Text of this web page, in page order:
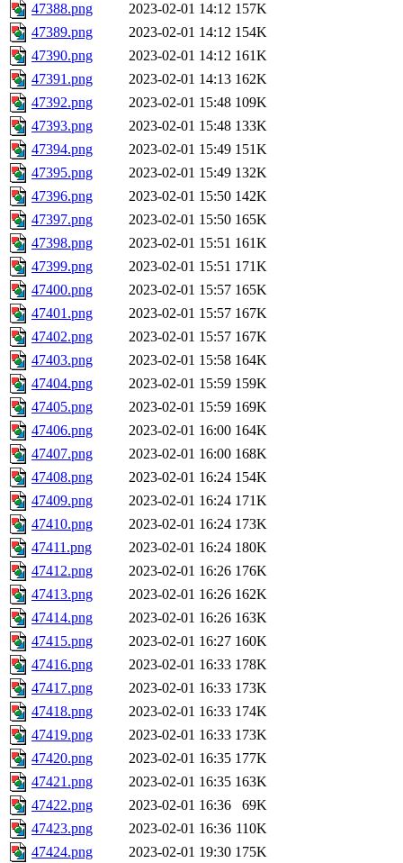
47388.png
2023-02-01 14:12 157K
47389.png
2023-02-01 14:12 154K
47390.png
2023-02-01 14:12 161K
47391.png
2023-02-01 14:13 162K
47392.png
2023-02-01 15:48 109K
47393.png
2023-02-01 15:48 133K
47394.png
2023-02-01 15:49 151K
47395.png
2023-02-01 15:49 132K
47396.png
2023-02-01 15:50 142K
47397.png
2023-02-01 15:50 165K
47398.png
2023-02-01 15:51 161K
47399.png
2023-02-01 15:51 171K
47400.png
2023-02-01 15:57 165K
47401.png
2023-02-01 15:57 167K
47402.png
2023-02-01 15:57 167K
47403.png
2023-02-01 15:58 164K
47404.png
2023-02-01 15:59 159K
47405.png
2023-02-01 15:59 169K
47406.png
2023-02-01 16:00 164K
47407.png
2023-02-01 16:00 168K
47408.png
2023-02-01 16:24 154K
47409.png
2023-02-01 16:24 171K
47410.png
2023-02-01 16:24 173K
47411.png
2023-02-01 16:24 180K
47412.png
2023-02-01 16:26 176K
47413.png
2023-02-01 16:26 162K
47414.png
2023-02-01 16:26 163K
47415.png
2023-02-01 16:27 160K
47416.png
2023-02-01 16:33 178K
47417.png
2023-02-01 16:33 173K
47418.png
2023-02-01 16:33 174K
47419.png
2023-02-01 16:33 173K
47420.png
2023-02-01 16:35 177K
47421.png
2023-02-01 16:35 163K
47422.png
2023-02-01 16:36
69K
47423.png
2023-02-01 16:36 110K
47424.png
2023-02-01 19:30 175K